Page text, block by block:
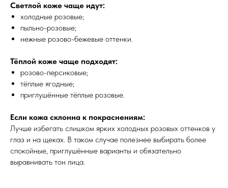
Светлой коже чаще идут:
холодные розовые;
пыльно-розовые;
нежные розово-бежевые оттенки.
Тёплой коже чаще подходят:
розово-персиковые;
тёплые ягодные;
приглушённые тёплые розовые.
Если кожа склонна к покраснениям:
Лучше избегать слишком ярких холодных розовых оттенков у
глаз и на щеках. В таком случае полезнее выбирать более
спокойные, приглушённые варианты и обязательно
выравнивать тон лица.